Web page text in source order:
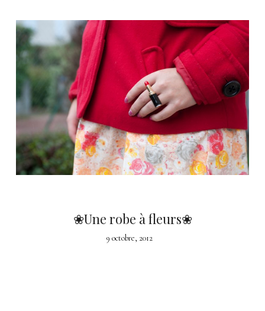
❀Une robe à fleurs❀
9 octobre, 2012